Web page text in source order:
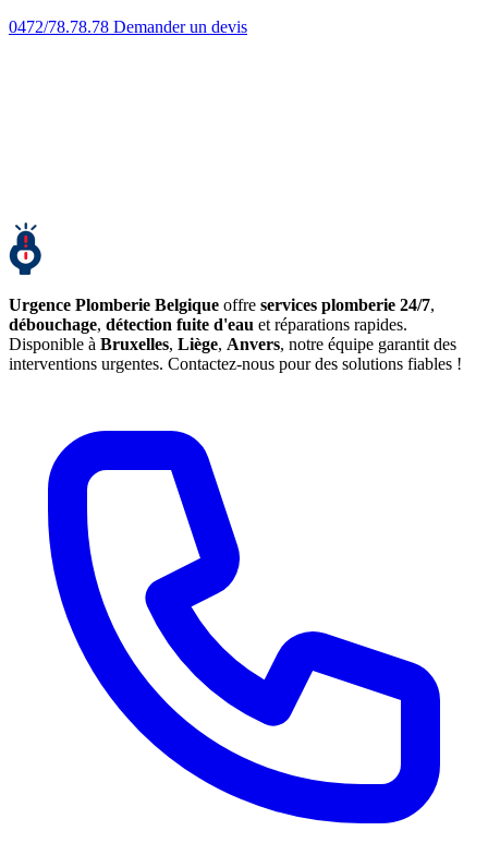
0472/78.78.78 Demander un devis
Urgence Plomberie Belgique offre services plomberie 24/7,
débouchage, détection fuite d'eau et réparations rapides.
Disponible à Bruxelles, Liège, Anvers, notre équipe garantit des
interventions urgentes. Contactez-nous pour des solutions fiables !